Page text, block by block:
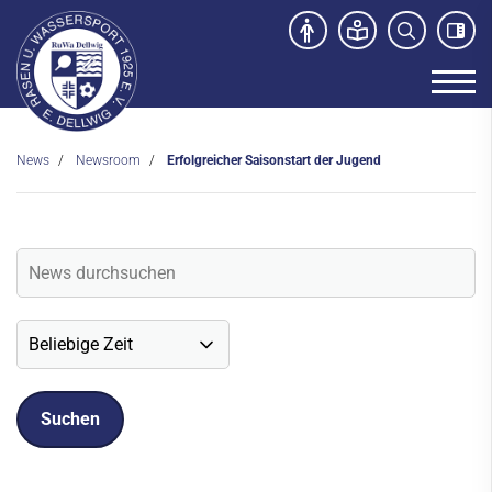
News Newsroom Erfolgreicher Saisonstart der Jugend
Veranstaltungen
Social-Media News
Sport- und Kursangebot